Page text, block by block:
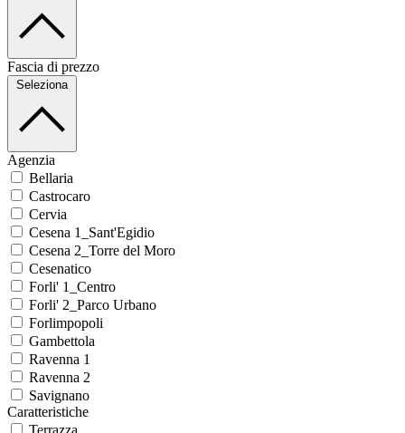
Fascia di prezzo
Seleziona
Agenzia
Bellaria
Castrocaro
Cervia
Cesena 1_Sant'Egidio
Cesena 2_Torre del Moro
Cesenatico
Forli' 1_Centro
Forli' 2_Parco Urbano
Forlimpopoli
Gambettola
Ravenna 1
Ravenna 2
Savignano
Caratteristiche